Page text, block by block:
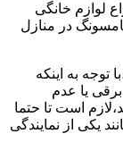
لوازم خانگی
در منازل
توجه به اینکه
یا عدم
است تا حتما
یکی از نمایندگی